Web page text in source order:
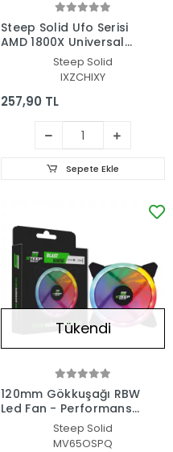
Steep Solid Ufo Serisi
AMD 1800X Universal
CPU Fan - RGB
Rainbow Masaüstü
İşlemci Fanı
Steep Solid
IXZCHIXY
257,90 TL
Sepete Ekle
Tükendi
120mm Gökkuşağı RBW
Led Fan - Performans
Seri Sessiz Kasa Egzoz
Steep Solid
MV65OSPQ